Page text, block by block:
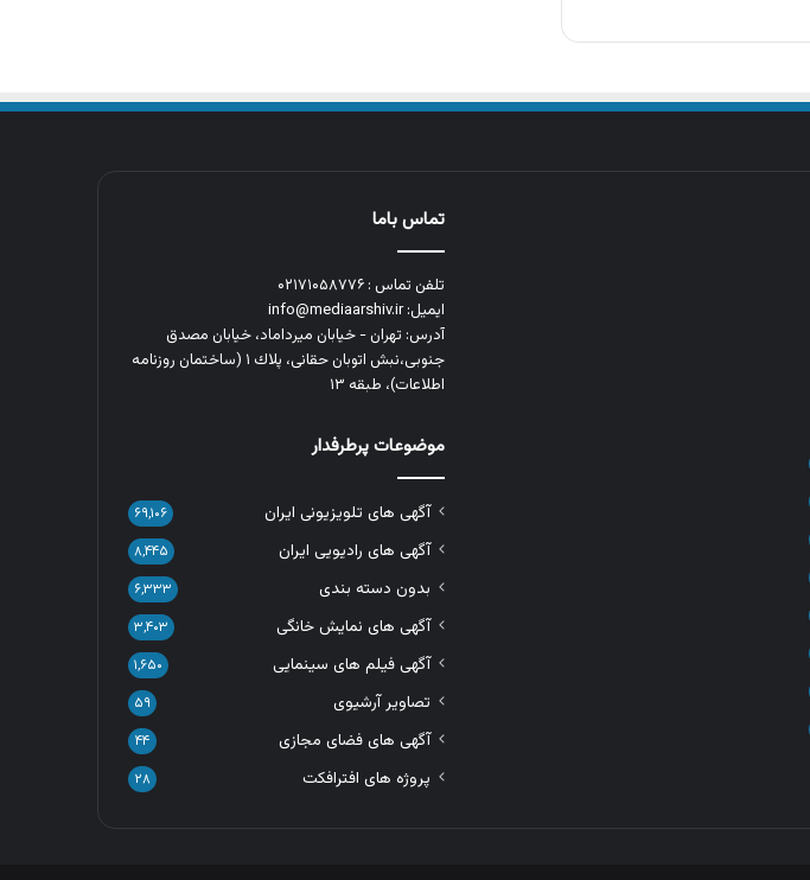
تماس باما
تلفن تماس : ۰۲۱۷۱۰۵۸۷۷۶
ایمیل: info@mediaarshiv.ir
آدرس: تهران - خیابان میرداماد، خیابان مصدق
جنوبی،نبش اتوبان حقانی، پلاك ١ (ساختمان روزنامه
اطلاعات)، طبقه ۱۳
موضوعات پرطرفدار
آگهی های تلویزیونی ایران ۶۹,۱۰۶
آگهی های رادیویی ایران ۸,۴۴۵
بدون دسته بندی ۶,۳۳۳
آگهی های نمایش خانگی ۳,۴۰۳
آگهی فیلم های سینمایی ۱,۶۵۰
تصاویر آرشیوی ۵۹
آگهی های فضای مجازی ۴۴
پروژه های افترافکت ۲۸